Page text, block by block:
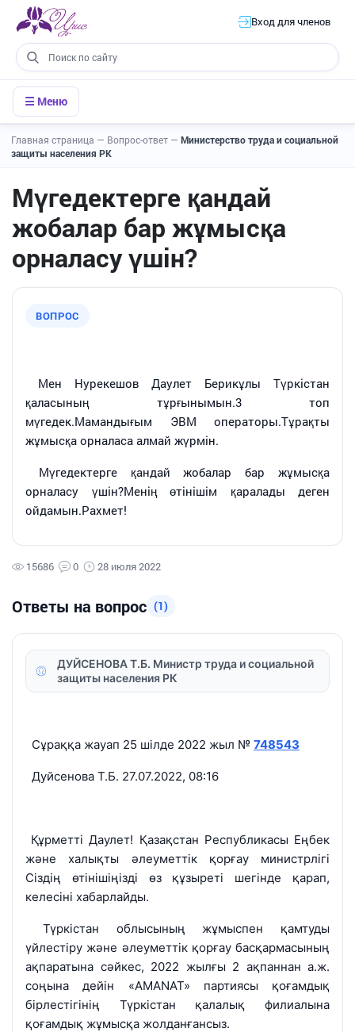
Вход для членов
☰ Меню
Главная страница — Вопрос-ответ — Министерство труда и социальной
защиты населения РК
Мүгедектерге қандай
жобалар бар жұмысқа
орналасу үшін?
ВОПРОС
Мен Нурекешов Даулет Берикұлы Түркістан
қаласының тұрғынымын.3 топ
мүгедек.Мамандығым ЭВМ операторы.Тұрақты
жұмысқа орналаса алмай жүрмін.
Мүгедектерге қандай жобалар бар жұмысқа
орналасу үшін?Менің өтінішім қаралады деген
ойдамын.Рахмет!
15686 0 28 июля 2022
Ответы на вопрос (1)
ДУЙСЕНОВА Т.Б. Министр труда и социальной
защиты населения РК
Сұраққа жауап 25 шілде 2022 жыл № 748543
Дуйсенова Т.Б. 27.07.2022, 08:16
Құрметті Даулет! Қазақстан Республикасы Еңбек
және халықты әлеуметтік қорғау министрлігі
Сіздің өтінішіңізді өз құзыреті шегінде қарап,
келесіні хабарлайды.
Түркістан облысының жұмыспен қамтуды
үйлестіру және әлеуметтік қорғау басқармасының
ақпаратына сәйкес, 2022 жылғы 2 ақпаннан а.ж.
соңына дейін «AMANAT» партиясы қоғамдық
бірлестігінің Түркістан қалалық филиалына
қоғамдық жұмысқа жолданғансыз.